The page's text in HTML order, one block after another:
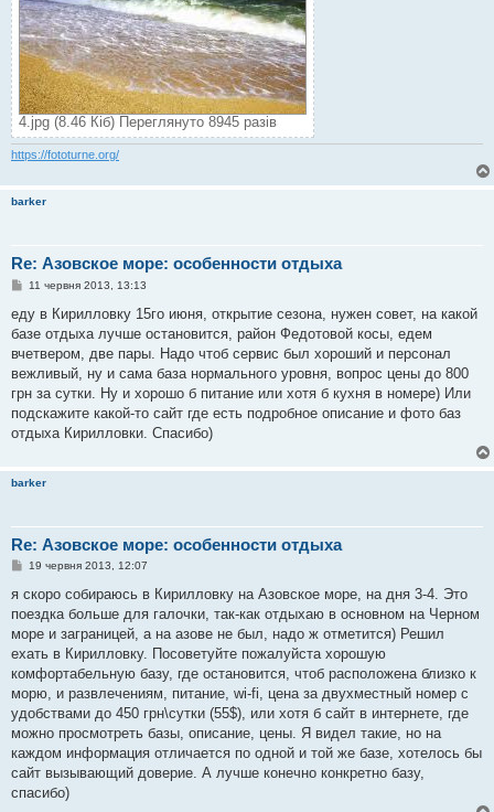
4.jpg (8.46 Кіб) Переглянуто 8945 разів
https://fototurne.org/
barker
Re: Азовское море: особенности отдыха
П
в
і
д
о
л
е
н
я
11 червня 2013, 13:13
еду в Кирилловку 15го июня, открытие сезона, нужен совет, на какой
базе отдыха лучше остановится, район Федотовой косы, едем
вчетвером, две пары. Надо чтоб сервис был хороший и персонал
вежливый, ну и сама база нормального уровня, вопрос цены до 800
грн за сутки. Ну и хорошо б питание или хотя б кухня в номере) Или
подскажите какой-то сайт где есть подробное описание и фото баз
отдыха Кирилловки. Спасибо)
barker
Re: Азовское море: особенности отдыха
П
в
д
о
м
л
е
н
я
19 червня 2013, 12:07
я скоро собираюсь в Кирилловку на Азовское море, на дня 3-4. Это
поездка больше для галочки, так-как отдыхаю в основном на Черном
море и заграницей, а на азове не был, надо ж отметится) Решил
ехать в Кирилловку. Посоветуйте пожалуйста хорошую
комфортабельную базу, где остановится, чтоб расположена близко к
морю, и развлечениям, питание, wi-fi, цена за двухместный номер с
удобствами до 450 грн\сутки (55$), или хотя б сайт в интернете, где
можно просмотреть базы, описание, цены. Я видел такие, но на
каждом информация отличается по одной и той же базе, хотелось бы
сайт вызывающий доверие. А лучше конечно конкретно базу,
спасибо)